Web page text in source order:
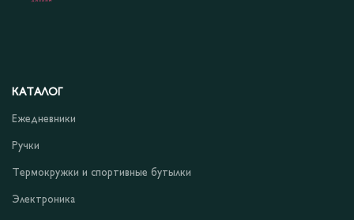
КАТАЛОГ
Ежедневники
Ручки
Термокружки и спортивные бутылки
Электроника